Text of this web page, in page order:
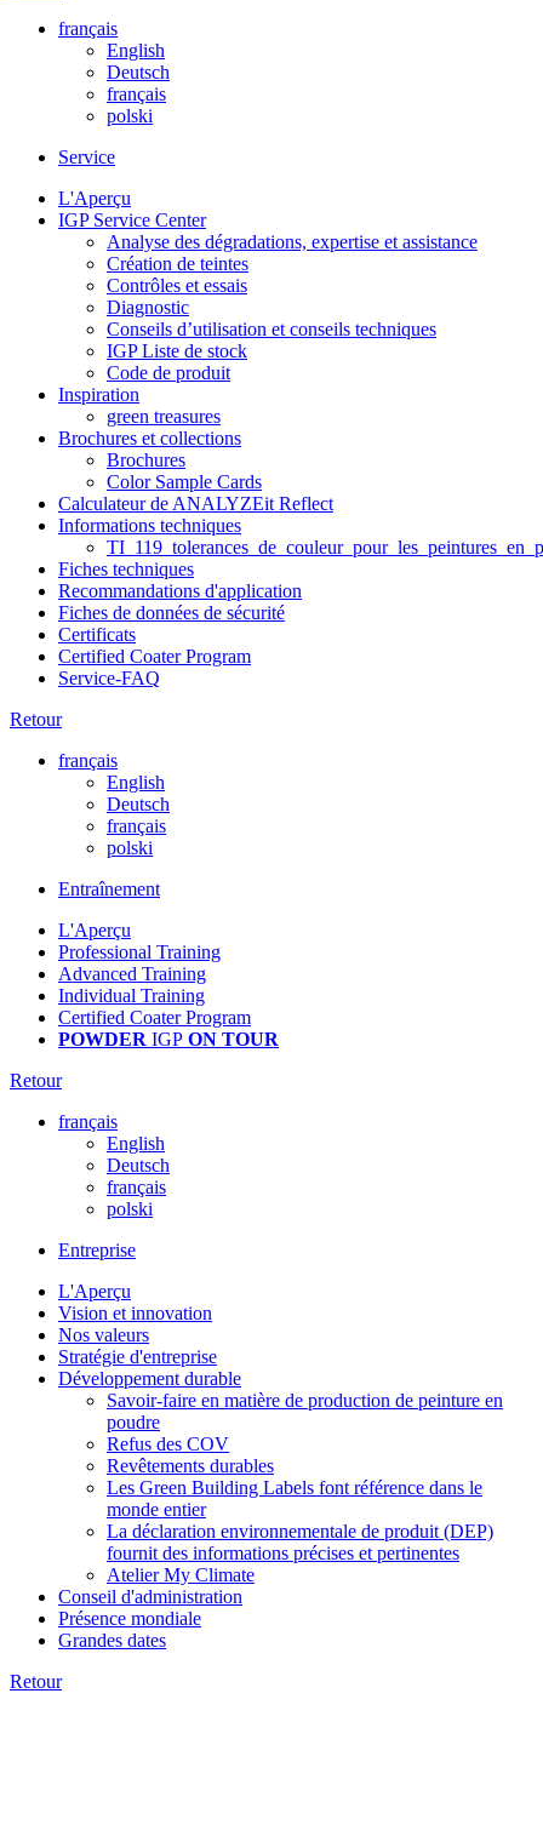
français
English
Deutsch
français
polski
Service
L'Aperçu
IGP Service Center
Analyse des dégradations, expertise et assistance
Création de teintes
Contrôles et essais
Diagnostic
Conseils d’utilisation et conseils techniques
IGP Liste de stock
Code de produit
Inspiration
green treasures
Brochures et collections
Brochures
Color Sample Cards
Calculateur de ANALYZEit Reflect
Informations techniques
Fiches techniques
Recommandations d'application
Fiches de données de sécurité
Certificats
Certified Coater Program
Service-FAQ
Retour
français
English
Deutsch
français
polski
Entraînement
L'Aperçu
Professional Training
Advanced Training
Individual Training
Certified Coater Program
POWDER IGP ON TOUR
Retour
français
English
Deutsch
français
polski
Entreprise
L'Aperçu
Vision et innovation
Nos valeurs
Stratégie d'entreprise
Développement durable
Savoir-faire en matière de production de peinture en
poudre
Refus des COV
Revêtements durables
Les Green Building Labels font référence dans le
monde entier
La déclaration environnementale de produit (DEP)
fournit des informations précises et pertinentes
Atelier My Climate
Conseil d'administration
Présence mondiale
Grandes dates
Retour